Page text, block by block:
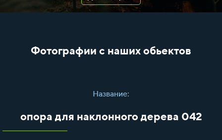
Фотографии с наших обьектов
Название:
опора для наклонного дерева 042